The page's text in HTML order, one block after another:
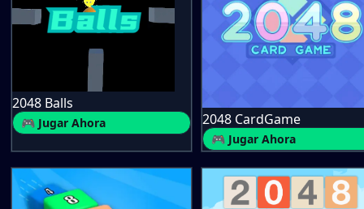
2048 Balls
🎮 Jugar Ahora 2048 CardGame
🎮 Jugar Ahora